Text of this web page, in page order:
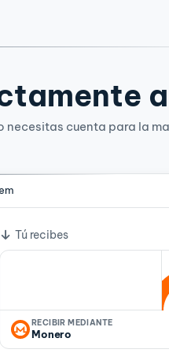
cuenta para la
Tú recibes
RECIBIR MEDIANTE
Monero